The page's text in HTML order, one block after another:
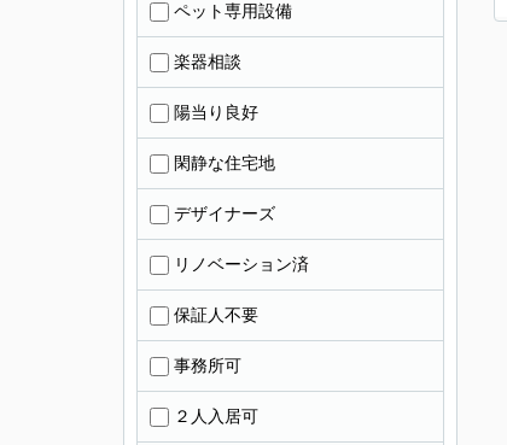
ペット専用設備
楽器相談
陽当り良好
閑静な住宅地
デザイナーズ
リノベーション済
保証人不要
事務所可
２人入居可